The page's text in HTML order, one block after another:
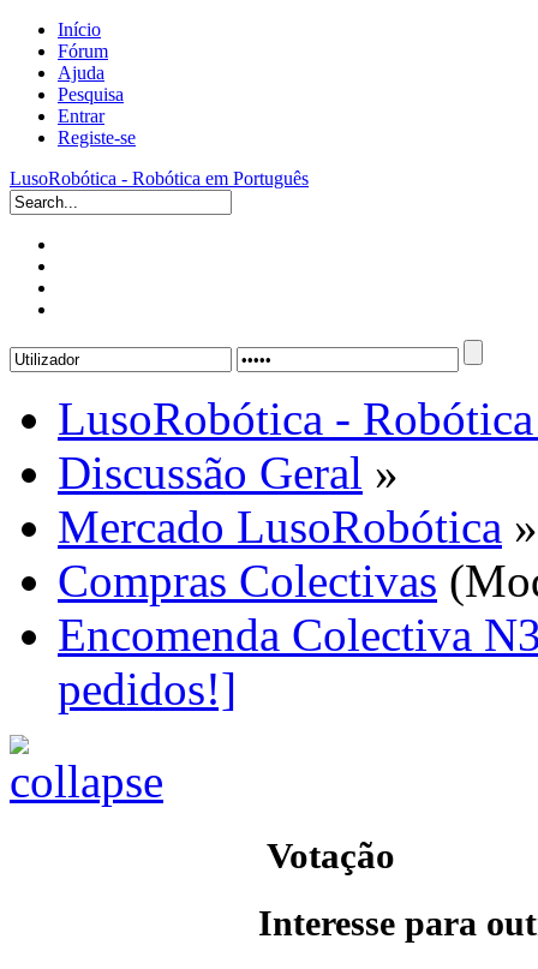
Início
Fórum
Ajuda
Pesquisa
Entrar
Registe-se
LusoRobótica - Robótica em Português
LusoRobótica -
Discussão Geral »
Mercado LusoRobótica »
Compras Colectivas
Encomenda Colectiva
pedidos!]
Votação
Interesse para